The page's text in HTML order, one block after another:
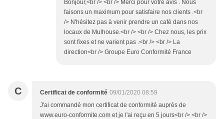
Bonjour,<br /> <br /> Merci pour votre avis . Nous
faisons un maximum pour satisfaire nos clients .<br
/> N'hésitez pas à venir prendre un café dans nos
locaux de Mulhouse.<br /> <br /> Chez nous, les prix
sont fixes et ne varient pas .<br /> <br /> La
direction<br /> Groupe Euro Conformité France
C Certificat de conformité 09/01/2020 08:59
J'ai commandé mon certificat de conformité auprès de
www.euro-conformite.com et je l'ai reçu en 5 jours<br /> <br />